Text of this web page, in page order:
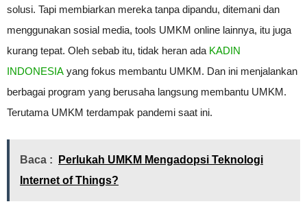
solusi. Tapi membiarkan mereka tanpa dipandu, ditemani dan
menggunakan sosial media, tools UMKM online lainnya, itu juga
kurang tepat. Oleh sebab itu, tidak heran ada KADIN
INDONESIA yang fokus membantu UMKM. Dan ini menjalankan
berbagai program yang berusaha langsung membantu UMKM.
Terutama UMKM terdampak pandemi saat ini.
Baca :
Perlukah UMKM Mengadopsi Teknologi
Internet of Things?